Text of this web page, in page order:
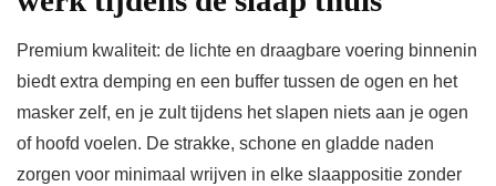
Premium kwaliteit: de lichte en draagbare voering binnenin
biedt extra demping en een buffer tussen de ogen en het
masker zelf, en je zult tijdens het slapen niets aan je ogen
of hoofd voelen. De strakke, schone en gladde naden
zorgen voor minimaal wrijven in elke slaappositie zonder